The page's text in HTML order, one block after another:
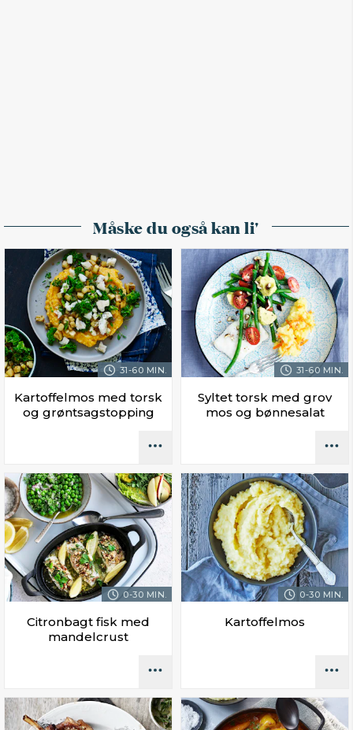
Måske du også kan li'
31-60 MIN.
Kartoffelmos med torsk
og grøntsagstopping
31-60 MIN.
Syltet torsk med grov
mos og bønnesalat
0-30 MIN.
Citronbagt fisk med
mandelcrust
0-30 MIN.
Kartoffelmos